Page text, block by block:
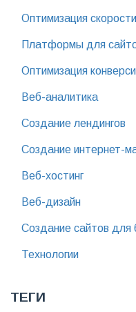
Оптимизация
Платформы для
Оптимизация
Веб-аналитика
Создание лендингов
Создание интернет-
Веб-хостинг
Веб-дизайн
Создание сайтов для
Технологии
ТЕГИ